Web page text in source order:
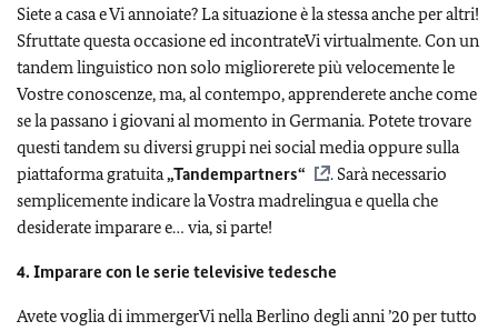
Siete a casa e Vi annoiate? La situazione è la stessa anche per altri!
Sfruttate questa occasione ed incontrateVi virtualmente. Con un
tandem linguistico non solo migliorerete più velocemente le
Vostre conoscenze, ma, al contempo, apprenderete anche come
se la passano i giovani al momento in Germania. Potete trovare
questi tandem su diversi gruppi nei social media oppure sulla
piattaforma gratuita„Tandempartners“
. Sarà necessario
semplicemente indicare la Vostra madrelingua e quella che
desiderate imparare e… via, si parte!
4. Imparare con le serie televisive tedesche
Avete voglia di immergerVi nella Berlino degli anni ’20 per tutto